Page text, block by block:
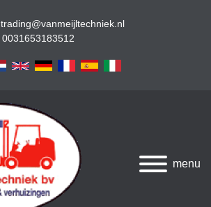
trading@vanmeijltechniek.nl
0031653183512
menu